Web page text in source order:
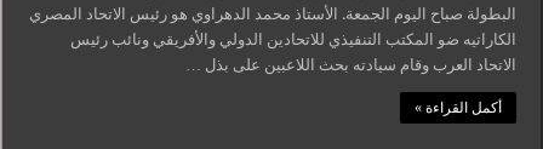
البطولة صباح اليوم الجمعة. الأستاذ محمد الدهراوي هو رئيس الاتحاد المصري
الكاراتيه ضو المكتب التنفيذي للاتحادين الدولي والأفريقي ونائب رئيس
الاتحاد العرب وقام سيادته بحث اللاعبين على بذل …
أكمل القراءة »